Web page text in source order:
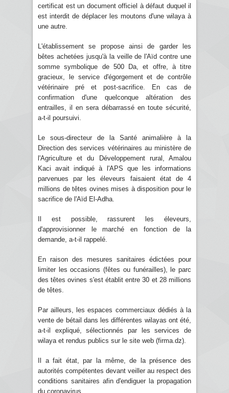
certificat est un document officiel à défaut duquel il
est interdit de déplacer les moutons d'une wilaya à
une autre.
L'établissement se propose ainsi de garder les
bêtes achetées jusqu'à la veille de l'Aïd contre une
somme symbolique de 500 Da, et offre, à titre
gracieux, le service d'égorgement et de contrôle
vétérinaire pré et post-sacrifice. En cas de
confirmation d'une quelconque altération des
entrailles, il en sera débarrassé en toute sécurité,
a-t-il poursuivi.
Le sous-directeur de la Santé animalière à la
Direction des services vétérinaires au ministère de
l'Agriculture et du Développement rural, Amalou
Kaci avait indiqué à l'APS que les informations
parvenues par les éleveurs faisaient état de 4
millions de têtes ovines mises à disposition pour le
sacrifice de l'Aïd El-Adha.
Il est possible, rassurent les éleveurs,
d'approvisionner le marché en fonction de la
demande, a-t-il rappelé.
En raison des mesures sanitaires édictées pour
limiter les occasions (fêtes ou funérailles), le parc
des têtes ovines s'est établit entre 30 et 28 millions
de têtes.
Par ailleurs, les espaces commerciaux dédiés à la
vente de bétail dans les différentes wilayas ont été,
a-t-il expliqué, sélectionnés par les services de
wilaya et rendus publics sur le site web (firma.dz).
Il a fait état, par la même, de la présence des
autorités compétentes devant veiller au respect des
conditions sanitaires afin d'endiguer la propagation
du coronavirus.